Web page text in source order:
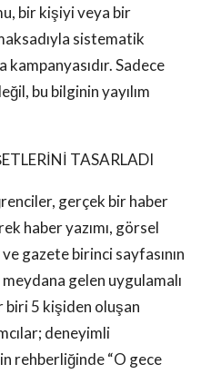
bir kişiyi veya bir
sistematik
Sadece
bu bilginin yayılım
TASARLADI
gerçek bir haber
haber yazımı, görsel
gazete birinci sayfasının
gelen uygulamalı
biri 5 kişiden oluşan
deneyimli
rehberliğinde “O gece